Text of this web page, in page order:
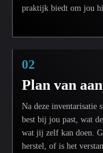
praktijk biedt om jou
02
Plan van
Na deze inventarisatie
best bij jou past, wat
wat jij zelf kan doen.
herstel, of is het